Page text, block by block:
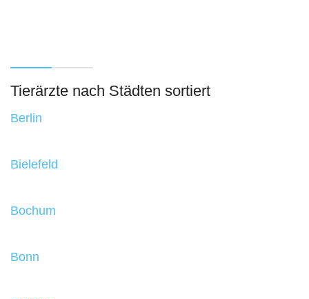
Tierärzte nach Städten sortiert
Berlin
Bielefeld
Bochum
Bonn